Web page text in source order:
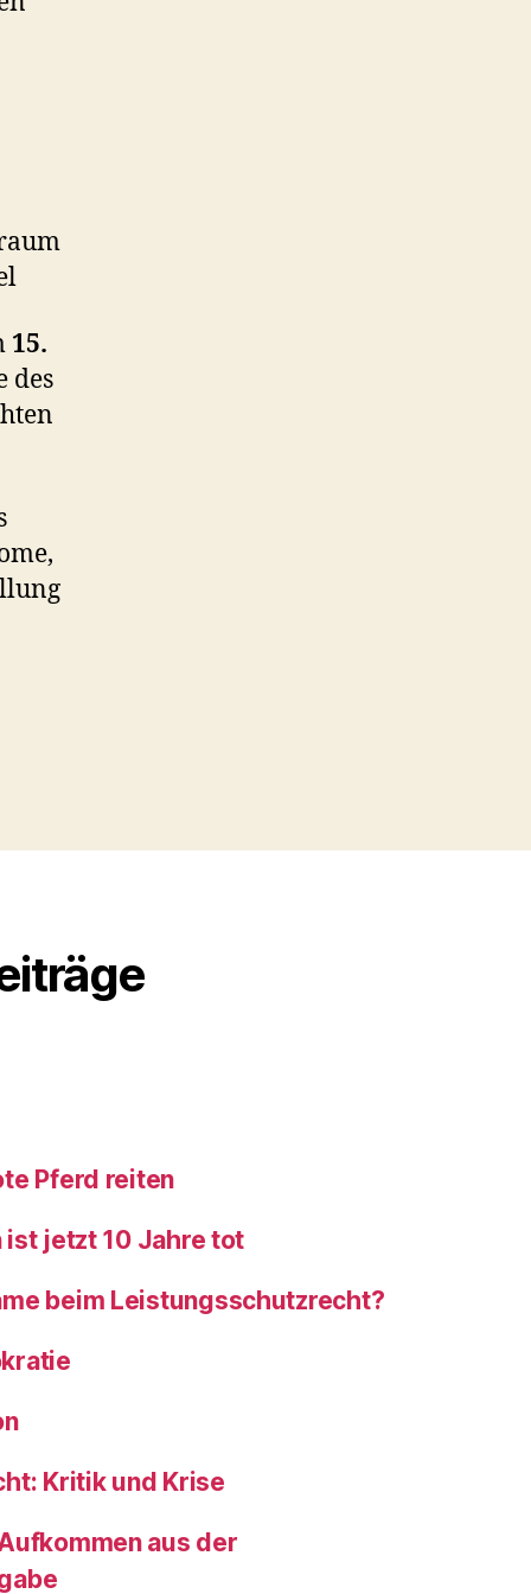
15.
des
Pferd reiten
jetzt 10 Jahre tot
beim Leistungsschutzrecht?
Kritik und Krise
aus der